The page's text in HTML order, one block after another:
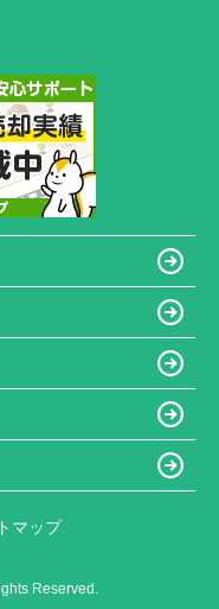
マップ
Reserved.